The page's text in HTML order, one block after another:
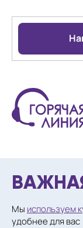
Мы используем
удобнее для вас